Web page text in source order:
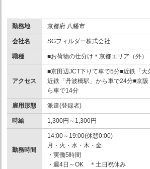
勤務地 京都府 八幡市
会社名 SGフィルダー株式会社
職種 ■お荷物の仕分け＊京都エリア（外）
アクセス
■京田辺JCT下りて車で5分■近鉄「
近鉄「丹波橋駅」から車で24分■京
ら車で14分
雇用形態 派遣(登録者)
時給 1,300円～1,300円
勤務時間
14:00～19:00(休憩0:00)
月・火・水・木・金
・実働5時間
・週4日～OK ＊土日祝休み